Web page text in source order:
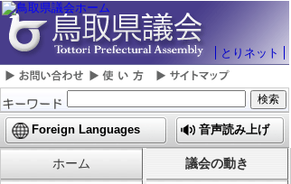
とりネット
Foreign Languages 音声読み上げ
ホーム 議会の動き